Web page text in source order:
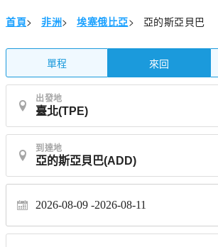
首頁> 非洲> 埃塞俄比亞> 亞的斯亞貝巴
單程 來回
出發地
到達地
2026-08-09 2026-08-11